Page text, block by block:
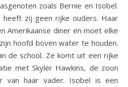
zoals Bernie en Isobel.
zij geen rijke ouders. Haar
Amerikaanse diner en moet elke
hoofd boven water te houden.
de school. Ze komt uit een rijke
met Skyler Hawkins, de zoon
van haar vader. Isobel is een